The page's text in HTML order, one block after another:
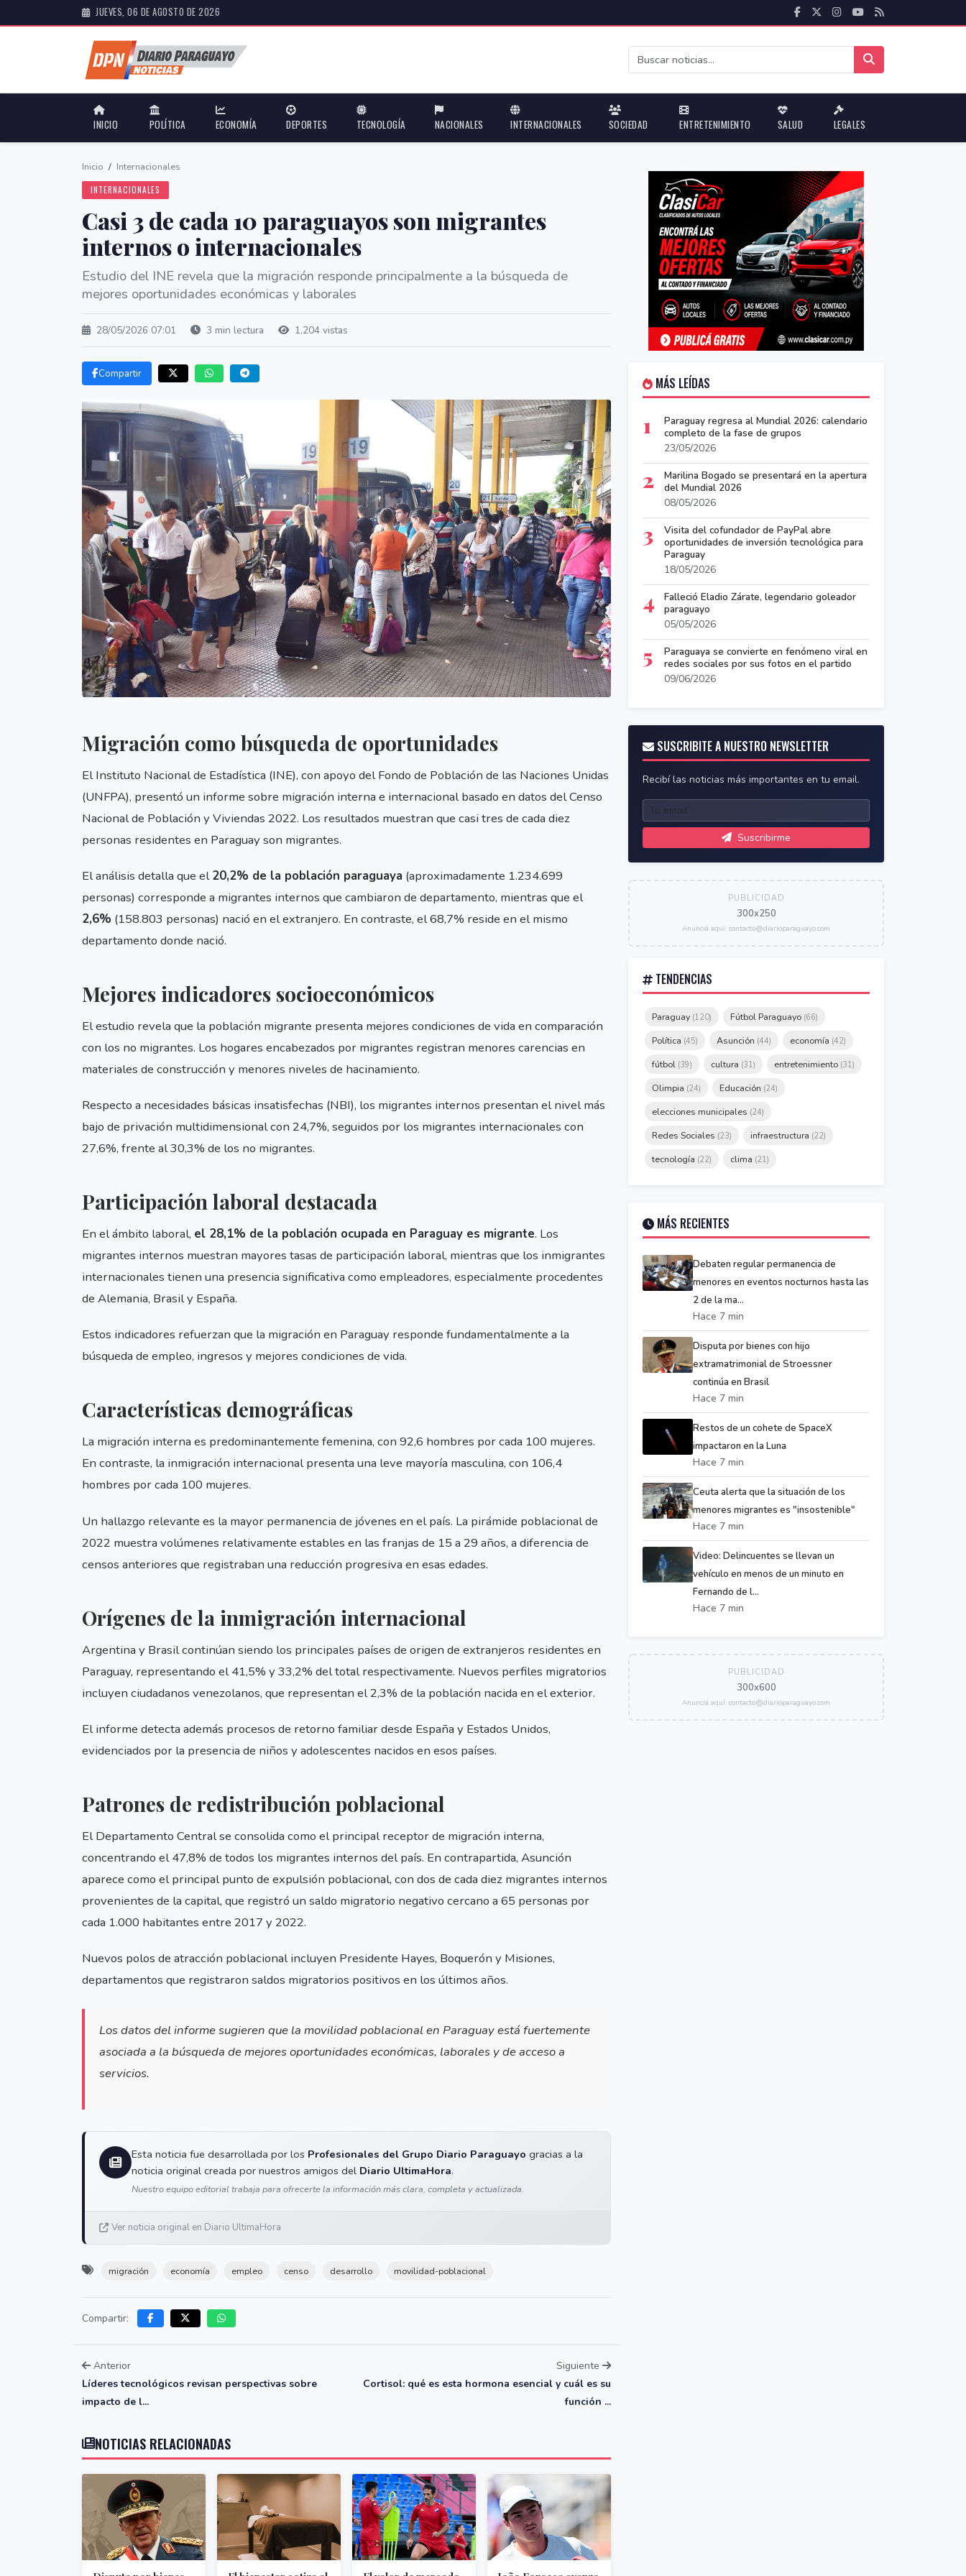
JUEVES, 06 DE AGOSTO DE 2026
INICIO POLÍTICA ECONOMÍA DEPORTES TECNOLOGÍA NACIONALES INTERNACIONALES SOCIEDAD ENTRETENIMIENTO SALUD LEGALES
Inicio / Internacionales
INTERNACIONALES
Casi 3 de cada 10 paraguayos son migrantes
internos o internacionales
Estudio del INE revela que la migración responde principalmente a la búsqueda de
mejores oportunidades económicas y laborales
28/05/2026 07:01 3 min lectura 1,204 vistas
Compartir
Migración como búsqueda de oportunidades
El Instituto Nacional de Estadística (INE), con apoyo del Fondo de Población de las Naciones Unidas
(UNFPA), presentó un informe sobre migración interna e internacional basado en datos del Censo
Nacional de Población y Viviendas 2022. Los resultados muestran que casi tres de cada diez
personas residentes en Paraguay son migrantes.
El análisis detalla que el20,2% de la población paraguaya (aproximadamente 1.234.699
personas) corresponde a migrantes internos que cambiaron de departamento, mientras que el
2,6% (158.803 personas) nació en el extranjero. En contraste, el 68,7% reside en el mismo
departamento donde nació.
Mejores indicadores socioeconómicos
El estudio revela que la población migrante presenta mejores condiciones de vida en comparación
con los no migrantes. Los hogares encabezados por migrantes registran menores carencias en
materiales de construcción y menores niveles de hacinamiento.
Respecto a necesidades básicas insatisfechas (NBI), los migrantes internos presentan el nivel más
bajo de privación multidimensional con 24,7%, seguidos por los migrantes internacionales con
27,6%, frente al 30,3% de los no migrantes.
Participación laboral destacada
En el ámbito laboral, el 28,1% de la población ocupada en Paraguay es migrante. Los
migrantes internos muestran mayores tasas de participación laboral, mientras que los inmigrantes
internacionales tienen una presencia significativa como empleadores, especialmente procedentes
de Alemania, Brasil y España.
Estos indicadores refuerzan que la migración en Paraguay responde fundamentalmente a la
búsqueda de empleo, ingresos y mejores condiciones de vida.
Características demográficas
La migración interna es predominantemente femenina, con 92,6 hombres por cada 100 mujeres.
En contraste, la inmigración internacional presenta una leve mayoría masculina, con 106,4
hombres por cada 100 mujeres.
Un hallazgo relevante es la mayor permanencia de jóvenes en el país. La pirámide poblacional de
2022 muestra volúmenes relativamente estables en las franjas de 15 a 29 años, a diferencia de
censos anteriores que registraban una reducción progresiva en esas edades.
Orígenes de la inmigración internacional
Argentina y Brasil continúan siendo los principales países de origen de extranjeros residentes en
Paraguay, representando el 41,5% y 33,2% del total respectivamente. Nuevos perfiles migratorios
incluyen ciudadanos venezolanos, que representan el 2,3% de la población nacida en el exterior.
El informe detecta además procesos de retorno familiar desde España y Estados Unidos,
evidenciados por la presencia de niños y adolescentes nacidos en esos países.
Patrones de redistribución poblacional
El Departamento Central se consolida como el principal receptor de migración interna,
concentrando el 47,8% de todos los migrantes internos del país. En contrapartida, Asunción
aparece como el principal punto de expulsión poblacional, con dos de cada diez migrantes internos
provenientes de la capital, que registró un saldo migratorio negativo cercano a 65 personas por
cada 1.000 habitantes entre 2017 y 2022.
Nuevos polos de atracción poblacional incluyen Presidente Hayes, Boquerón y Misiones,
departamentos que registraron saldos migratorios positivos en los últimos años.
Los datos del informe sugieren que la movilidad poblacional en Paraguay está fuertemente
asociada a la búsqueda de mejores oportunidades económicas, laborales y de acceso a
servicios.
Esta noticia fue desarrollada por los Profesionales del Grupo Diario Paraguayo gracias a la
noticia original creada por nuestros amigos del Diario UltimaHora.
Nuestro equipo editorial trabaja para ofrecerte la información más clara, completa y actualizada.
Ver noticia original en Diario UltimaHora
migración economía empleo censo desarrollo movilidad-poblacional
Compartir:
Anterior
Líderes tecnológicos revisan perspectivas sobre
impacto de l...
Siguiente
Cortisol: qué es esta hormona esencial y cuál es su
función ...
NOTICIAS RELACIONADAS
MÁS LEÍDAS
1
Paraguay regresa al Mundial 2026: calendario
completo de la fase de grupos
23/05/2026
2
Marilina Bogado se presentará en la apertura
del Mundial 2026
08/05/2026
3
Visita del cofundador de PayPal abre
oportunidades de inversión tecnológica para
Paraguay
18/05/2026
4
Falleció Eladio Zárate, legendario goleador
paraguayo
05/05/2026
5
Paraguaya se convierte en fenómeno viral en
redes sociales por sus fotos en el partido
09/06/2026
SUSCRIBITE A NUESTRO NEWSLETTER
Recibí las noticias más importantes en tu email.
Suscribirme
PUBLICIDAD
300x250
Anunciá aquí: contacto@diarioparaguayo.com
TENDENCIAS
Paraguay (120) Fútbol Paraguayo (66)
Política (45) Asunción (44) economía (42)
fútbol (39) cultura (31) entretenimiento (31)
Olimpia (24) Educación (24)
elecciones municipales (24)
Redes Sociales (23) infraestructura (22)
tecnología (22) clima (21)
MÁS RECIENTES
Debaten regular permanencia de
menores en eventos nocturnos hasta las
2 de la ma...
Hace 7 min
Disputa por bienes con hijo
extramatrimonial de Stroessner
continúa en Brasil
Hace 7 min
Restos de un cohete de SpaceX
impactaron en la Luna
Hace 7 min
Ceuta alerta que la situación de los
menores migrantes es "insostenible"
Hace 7 min
Video: Delincuentes se llevan un
vehículo en menos de un minuto en
Fernando de l...
Hace 7 min
PUBLICIDAD
300x600
Anunciá aquí: contacto@diarioparaguayo.com